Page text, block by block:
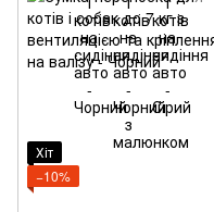
Хіт
−10%